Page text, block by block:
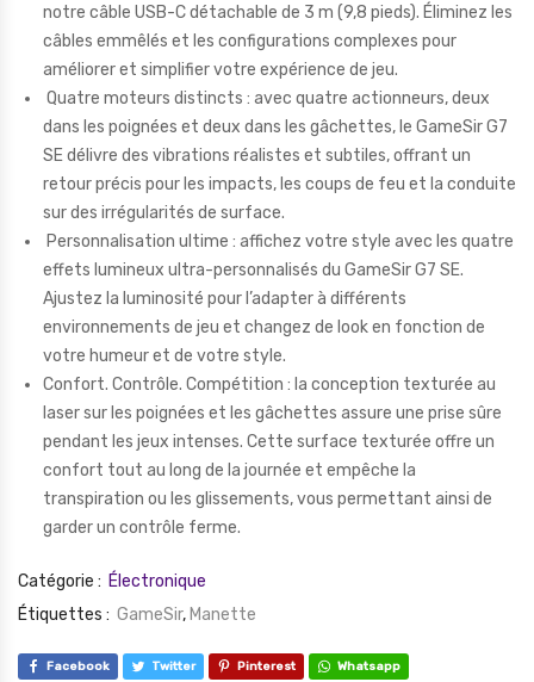
notre câble USB-C détachable de 3 m (9,8 pieds). Éliminez les
câbles emmêlés et les configurations complexes pour
améliorer et simplifier votre expérience de jeu.
Quatre moteurs distincts : avec quatre actionneurs, deux
dans les poignées et deux dans les gâchettes, le GameSir G7
SE délivre des vibrations réalistes et subtiles, offrant un
retour précis pour les impacts, les coups de feu et la conduite
sur des irrégularités de surface.
Personnalisation ultime : affichez votre style avec les quatre
effets lumineux ultra-personnalisés du GameSir G7 SE.
Ajustez la luminosité pour l’adapter à différents
environnements de jeu et changez de look en fonction de
votre humeur et de votre style.
Confort. Contrôle. Compétition : la conception texturée au
laser sur les poignées et les gâchettes assure une prise sûre
pendant les jeux intenses. Cette surface texturée offre un
confort tout au long de la journée et empêche la
transpiration ou les glissements, vous permettant ainsi de
garder un contrôle ferme.
Catégorie : Électronique
Étiquettes : GameSir, Manette
Facebook Twitter Pinterest Whatsapp